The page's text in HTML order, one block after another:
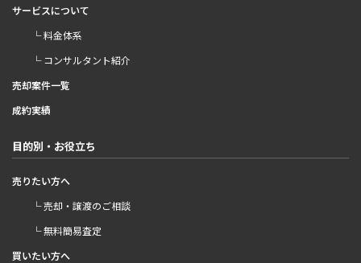
サービスについて
└ 料金体系
└ コンサルタント紹介
売却案件一覧
成約実績
目的別・お役立ち
売りたい方へ
└ 売却・譲渡のご相談
└ 無料簡易査定
買いたい方へ